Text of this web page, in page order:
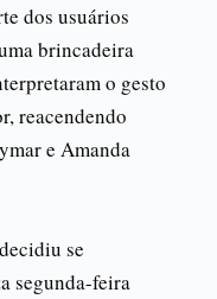
dos usuários
brincadeira
o gesto
reacendendo
e Amanda
se
segunda-feira